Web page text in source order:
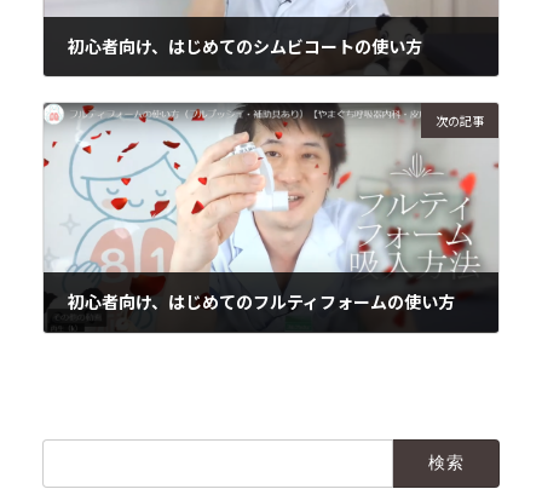
初心者向け、はじめてのシムビコートの使い方
次の記事
初心者向け、はじめてのフルティフォームの使い方